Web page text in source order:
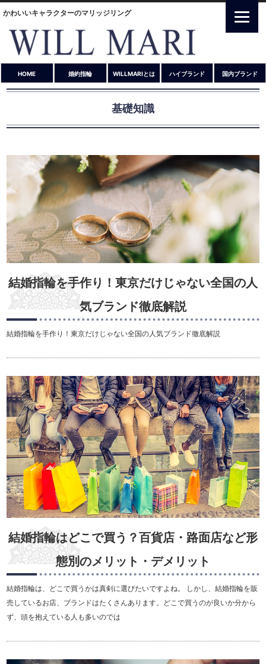
かわいいキャラクターのマリッジリング
HOME 婚約指輪 WILLMARIとは ハイブランド 国内ブランド
基礎知識
結婚指輪を手作り！東京だけじゃない全国の人
気ブランド徹底解説
結婚指輪を手作り！東京だけじゃない全国の人気ブランド徹底解説
結婚指輪はどこで買う？百貨店・路面店など形
態別のメリット・デメリット
結婚指輪は、どこで買うかは真剣に選びたいですよね。 しかし、結婚指輪を販
売しているお店、ブランドはたくさんあります。どこで買うのが良いか分から
ず、頭を抱えている人も多いのでは